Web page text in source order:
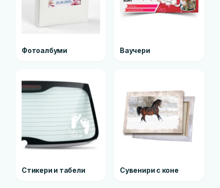
Фотоалбуми Ваучери
Стикери и табели Сувенири с коне